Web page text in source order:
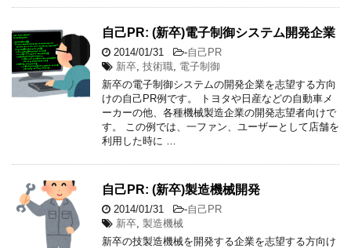
自己PR: (新卒)電子制御システム開発企業
2014/01/31 -自己PR
新卒 技術職
電子制御
新卒の電子制御システムの開発企業を志望する方向
けの自己PR例です。 トヨタや日産などの自動車メ
ーカーの他、各種機械製造企業の開発志望者向けで
す。 この例では、一ファン、ユーザーとして店舗を
利用した時に …
自己PR: (新卒)製造機械開発
2014/01/31 -自己PR
新卒 製造機械
新卒の技製造機械を開発する企業を志望する方向け